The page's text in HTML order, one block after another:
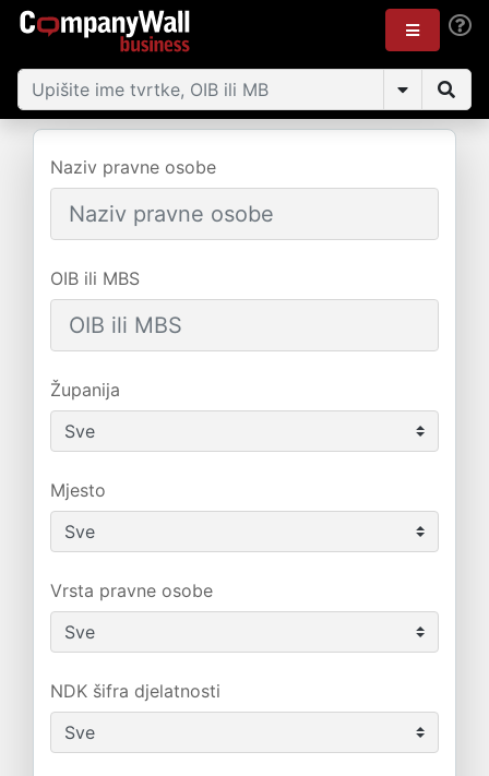
Naziv pravne osobe
OIB ili MBS
Županija
Mjesto
Vrsta pravne osobe
NDK šifra djelatnosti